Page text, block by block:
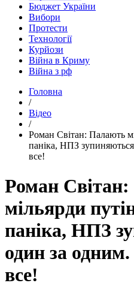
Бюджет України
Вибори
Протести
Технології
Курйози
Війна в Криму
Війна з рф
Головна
/
Відео
/
​Роман Світан: Палають
паніка, НПЗ
все!
Роман
мільярди
паніка, НПЗ
один за
все!